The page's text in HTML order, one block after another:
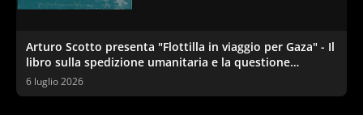
Arturo Scotto presenta "Flottilla in viaggio per Gaza" - Il
libro sulla spedizione umanitaria e la questione
palestinese
6 luglio 2026